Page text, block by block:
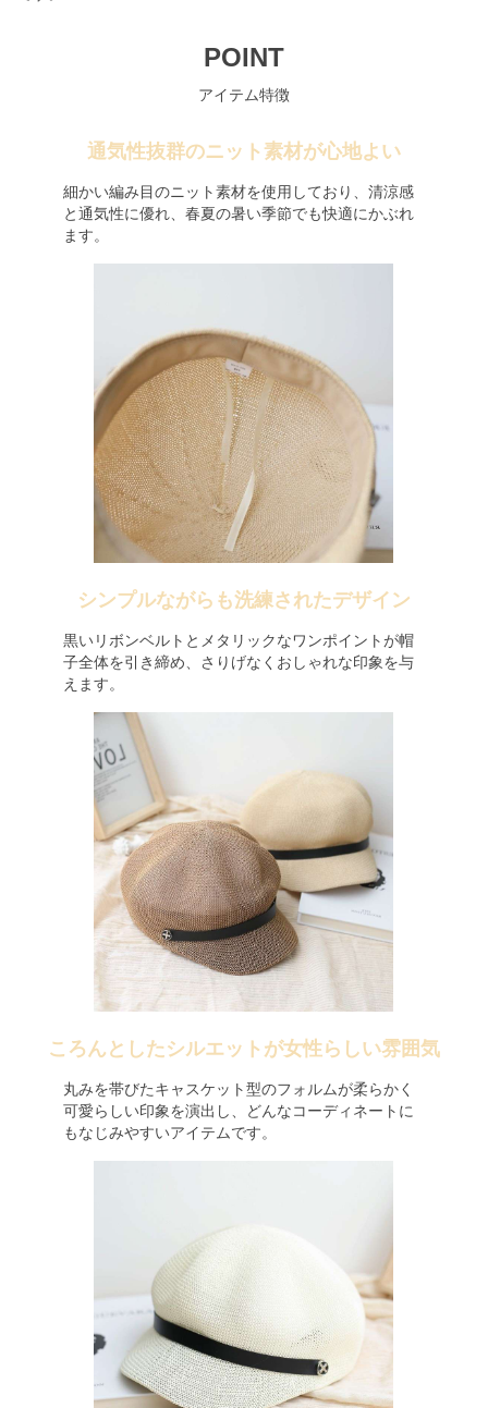
POINT
アイテム特徴
通気性抜群のニット素材が心地よい
細かい編み目のニット素材を使用しており、清涼感
と通気性に優れ、春夏の暑い季節でも快適にかぶれ
ます。
シンプルながらも洗練されたデザイン
黒いリボンベルトとメタリックなワンポイントが帽
子全体を引き締め、さりげなくおしゃれな印象を与
えます。
ころんとしたシルエットが女性らしい雰囲気
丸みを帯びたキャスケット型のフォルムが柔らかく
可愛らしい印象を演出し、どんなコーディネートに
もなじみやすいアイテムです。